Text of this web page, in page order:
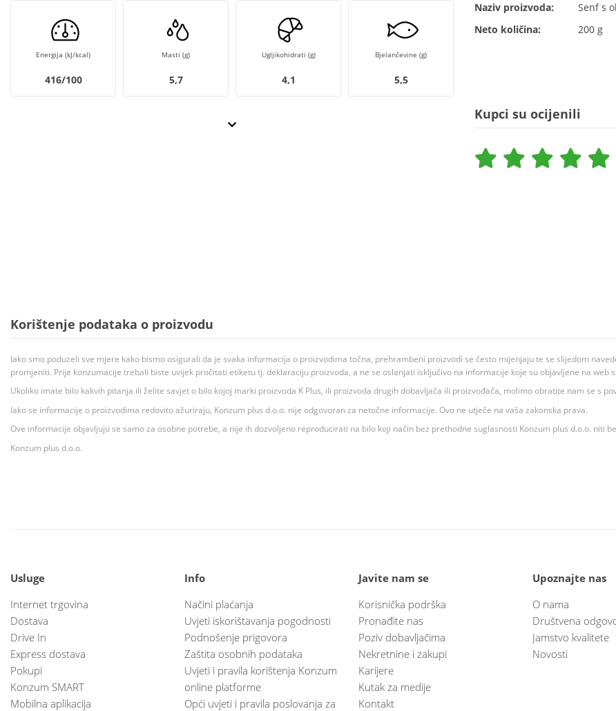
Energija (kJ/kcal)
416/100
Masti (g)
5,7
Ugljikohidrati (g)
4,1
Bjelančevine (g)
5,5
Naziv proizvoda:
Senf s
Neto količina:
200 g
Kupci su ocijenili
Korištenje podataka o proizvodu
Iako smo poduzeli sve mjere kako bismo osigurali da je svaka informacija o proizvodima točna, prehrambeni proizvodi se često mijenjaju te se slijedom
promjeniti. Prije konzumacije trebali biste uvijek pročitati etiketu tj. deklaraciju proizvoda, a ne se oslanjati isključivo na informacije koje su objavljene na web
Ukoliko imate bilo kakvih pitanja ili želite savjet o bilo kojoj marki proizvoda K Plus, ili proizvoda drugih dobavljača ili proizvođača, molimo obratite nam se s
Iako se informacije o proizvodima redovito ažuriraju, Konzum plus d.o.o. nije odgovoran za netočne informacije. Ovo ne utječe na vaša zakonska prava.
Ove informacije objavljuju se samo za osobne potrebe, a nije ih dozvoljeno reproducirati na bilo koji način bez prethodne suglasnosti Konzum plus d.o.o. niti
Konzum plus d.o.o.
Usluge
Internet trgovina
Dostava
Drive In
Express dostava
Pokupi
Konzum SMART
Mobilna aplikacija
Info
Načini plaćanja
Uvjeti iskorištavanja pogodnosti
Podnošenje prigovora
Zaštita osobnih podataka
Uvjeti i pravila korištenja Konzum
online platforme
Opći uvjeti i pravila poslovanja za
Javite nam se
Korisnička podrška
Pronađite nas
Poziv dobavljačima
Nekretnine i zakupi
Karijere
Kutak za medije
Kontakt
Upoznajte nas
O nama
Društvena
Jamstvo kvalitete
Novosti